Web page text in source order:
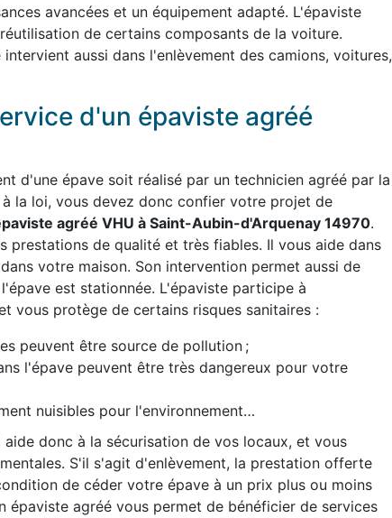
avancées et un équipement adapté. L'épaviste
de certains composants de la voiture.
aussi dans l'enlèvement des camions, voitures,
d'un épaviste agréé
d'une épave soit réalisé par un technicien agréé par la
la loi, vous devez donc confier votre projet de
agréé VHU à Saint-Aubin-d'Arquenay 14970.
prestations de qualité et très fiables. Il vous aide dans
votre maison. Son intervention permet aussi de
est stationnée. L'épaviste participe à
vous protège de certains risques sanitaires :
peuvent être source de pollution ;
l'épave peuvent être très dangereux pour votre
nuisibles pour l'environnement…
donc à la sécurisation de vos locaux, et vous
S'il s'agit d'enlèvement, la prestation offerte
de céder votre épave à un prix plus ou moins
épaviste agréé vous permet de bénéficier de services